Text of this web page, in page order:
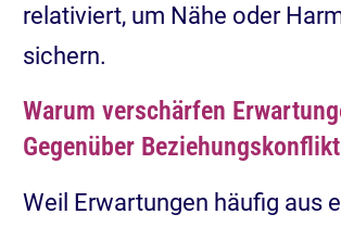
relativiert, um Nähe oder
sichern.
Warum verschärfen
Gegenüber
Weil Erwartungen häufig aus